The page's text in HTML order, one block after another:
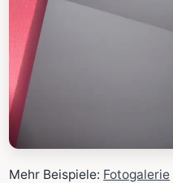
Mehr Beispiele: Fotogalerie